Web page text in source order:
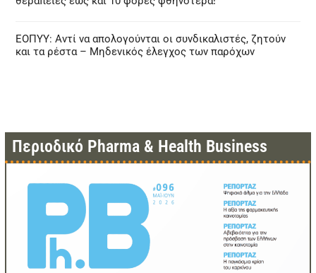
ΕΟΠΥΥ: Αντί να απολογούνται οι συνδικαλιστές, ζητούν
και τα ρέστα – Μηδενικός έλεγχος των παρόχων
Περιοδικό Pharma & Health Business